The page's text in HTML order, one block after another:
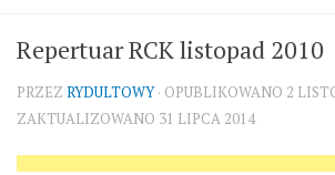
Repertuar RCK listopad 2010
PRZEZ RYDULTOWY · OPUBLIKOWANO 2
ZAKTUALIZOWANO 31 LIPCA 2014